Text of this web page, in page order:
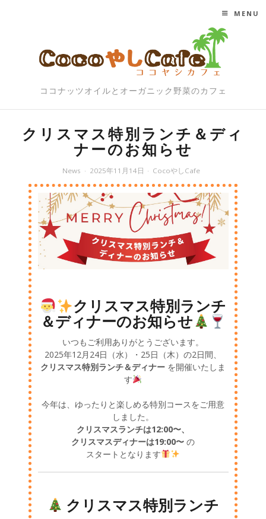
ココナッツオイルとオーガニック野菜のカフェ
MENU
クリスマス特別ランチ＆ディ
ナーのお知らせ
News 2025年11月14日 CocoやしCafe
クリスマス特別ランチ
＆ディナーのお知らせ
いつもご利用ありがとうございます。
2025年12月24日（水）・25日（木）の2日間、
クリスマス特別ランチ＆ディナー を開催いたしま
す
今年は、ゆったりと楽しめる特別コースをご用意
しました。
クリスマスランチは12:00〜、
クリスマスディナーは19:00〜 の
スタートとなります
クリスマス特別ランチ